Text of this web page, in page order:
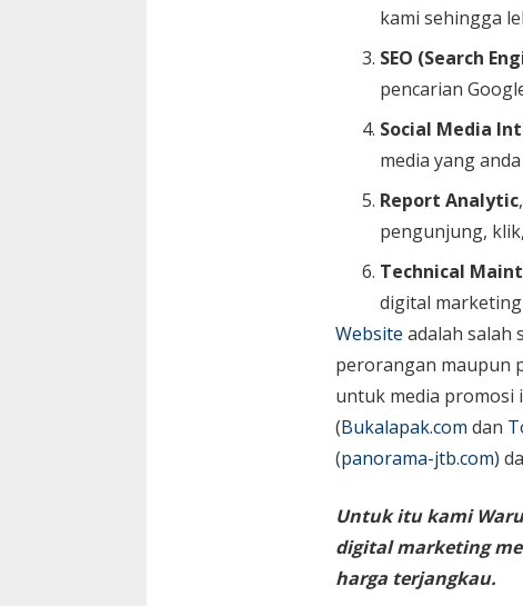
kami sehingga
SEO (Search
pencarian
Social Media
media yang
Report Analytic
pengunjung,
Technical
digital
Website adalah salah
perorangan maupun
untuk media promosi
(Bukalapak.com dan
(panorama-jtb.com)
Untuk itu kami
digital marketing
harga terjangkau.